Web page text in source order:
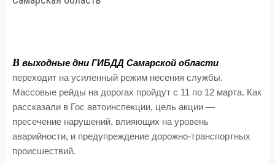
В выходные дни ГИБДД Самарской области
переходит на усиленный режим несения службы.
Массовые рейды на дорогах пройдут с 11 по 12 марта. Как
рассказали в Гос автоинспекции, цель акции —
пресечение нарушений, влияющих на уровень
аварийности, и предупреждение дорожно-транспортных
происшествий.